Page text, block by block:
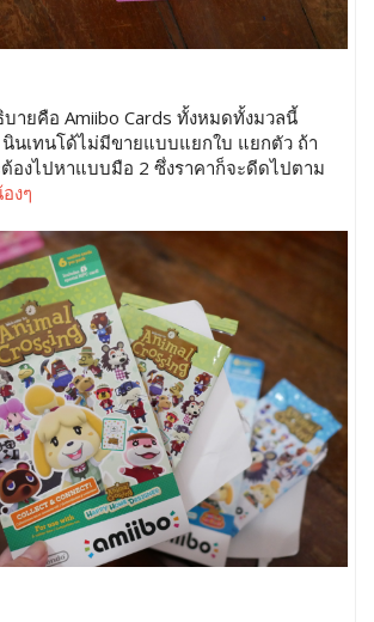
ายคือ Amiibo Cards ทั้งหมดทั้งมวลนี้
นเทนโด้ไม่มีขายแบบแยกใบ แยกตัว ถ้า
องไปหาแบบมือ 2 ซึ่งราคาก็จะดีดไปตาม
งๆ